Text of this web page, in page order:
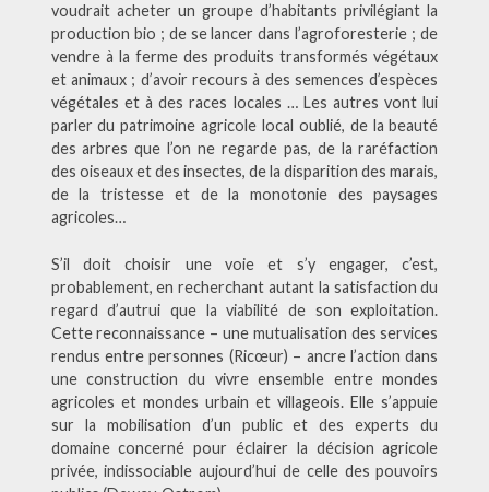
voudrait acheter un groupe d’habitants privilégiant la
production bio ; de se lancer dans l’agroforesterie ; de
vendre à la ferme des produits transformés végétaux
et animaux ; d’avoir recours à des semences d’espèces
végétales et à des races locales … Les autres vont lui
parler du patrimoine agricole local oublié, de la beauté
des arbres que l’on ne regarde pas, de la raréfaction
des oiseaux et des insectes, de la disparition des marais,
de la tristesse et de la monotonie des paysages
agricoles…
S’il doit choisir une voie et s’y engager, c’est,
probablement, en recherchant autant la satisfaction du
regard d’autrui que la viabilité de son exploitation.
Cette reconnaissance – une mutualisation des services
rendus entre personnes (Ricœur) – ancre l’action dans
une construction du vivre ensemble entre mondes
agricoles et mondes urbain et villageois. Elle s’appuie
sur la mobilisation d’un public et des experts du
domaine concerné pour éclairer la décision agricole
privée, indissociable aujourd’hui de celle des pouvoirs